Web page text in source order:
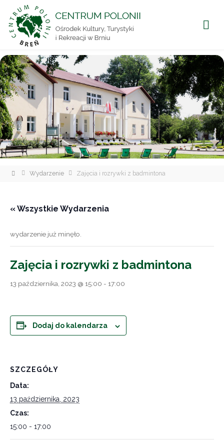
Rekreacji
w Brniu
StronaWydarzenie Zajęcia i rozrywki z badmintona
« Wszystkie Wydarzenia
wydarzenie już minęło.
Zajęcia i rozrywki z badmintona
13 października, 2023 @ 15:00 - 17:00
Dodaj do kalendarza
SZCZEGÓŁY
Data:
13 października, 2023
Czas:
15:00 - 17:00